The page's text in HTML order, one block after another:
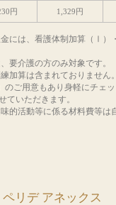
円 1,329円
には、看護体制加算（Ⅰ）
介護の方のみ対象です。
加算は含まれておりません。
のご用意もあり身軽にチェ
ていただきます。
的活動等に係る材料費等は
リデ アネックス